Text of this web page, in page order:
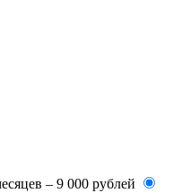
– 9 000 рублей